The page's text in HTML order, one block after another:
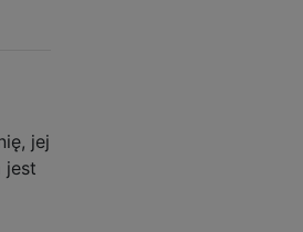
jej
jest